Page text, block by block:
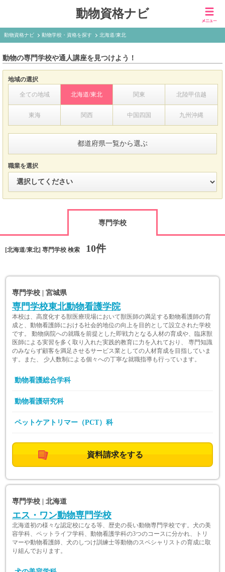
動物資格ナビ
動物資格ナビ 動物学校・資格を探す 北海道/東北
動物の専門学校や通人講座を見つけよう！
地域の選択
全ての地域 北海道/東北 関東 北陸甲信越
東海 関西 中国四国 九州沖縄
都道府県一覧から選ぶ
職業を選択
専門学校
[北海道/東北] 専門学校 検索 10件
専門学校 | 宮城県
専門学校東北動物看護学院
本校は、高度化する獣医療現場において獣医師の満足する動物看護師の育
成と、動物看護師における社会的地位の向上を目的として設立された学校
です。 動物病院への就職を前提とした即戦力となる人材の育成や、臨床獣
医師による実習を多く取り入れた実践的教育に力を入れており、 専門知識
のみならず顧客を満足させるサービス業としての人材育成を目指していま
す。また、 少人数制による個々への丁寧な就職指導も行っています。
動物看護総合学科
動物看護研究科
ペットケアトリマー（PCT）科
資料請求をする
専門学校 | 北海道
エス・ワン動物専門学校
北海道初の様々な認定校になる等、歴史の長い動物専門学校です。犬の美
容学科、ペットライフ学科、動物看護学科の3つのコースに分かれ、トリ
マーや動物看護師、犬のしつけ訓練士等動物のスペシャリストの育成に取
り組んでおります。